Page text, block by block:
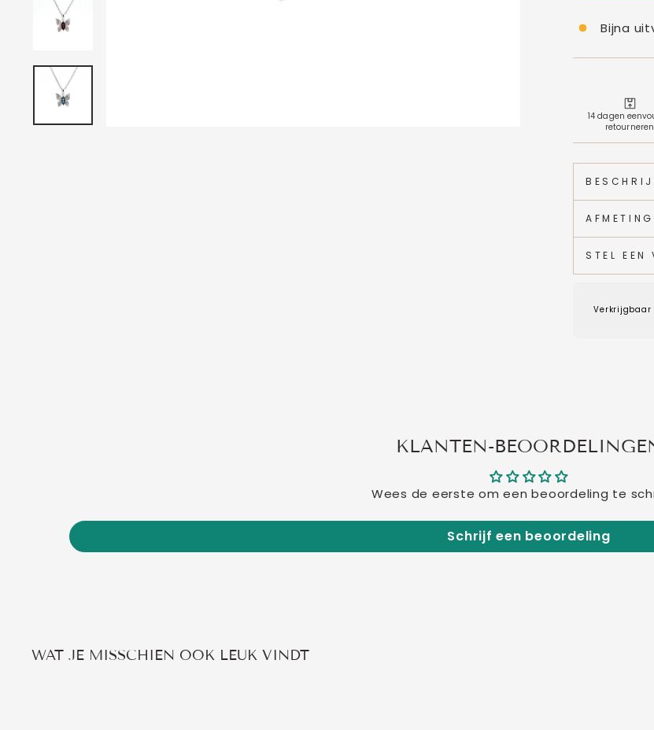
Bijna
14 dagen
retourneren
STEL EEN
Verkrijgbaar
KLANTEN-
Wees de eerste om een beoordeling te
Schrijf een beoordeling
WAT JE MISSCHIEN OOK LEUK VINDT